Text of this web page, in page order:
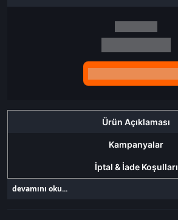
Ürün Açıklaması
Kampanyalar
İptal & İade Koşulları
devamını oku...